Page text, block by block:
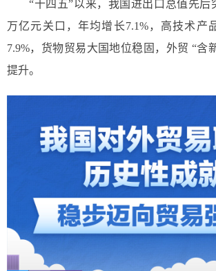
“十四五”以来，我国进出口总值先后
万亿元关口，年均增长7.1%，高技术产
7.9%，货物贸易大国地位稳固，外贸 “含
提升。